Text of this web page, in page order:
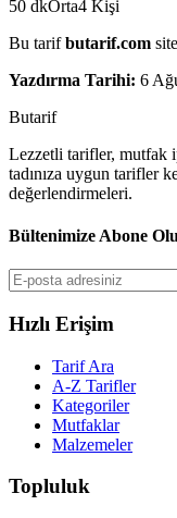
50 dkOrta4 Kişi
Bu tarifbutarif.com
Yazdırma Tarihi: 6
Butarif
Lezzetli tarifler, mutfak
tadınıza uygun tarifler
değerlendirmeleri.
Bültenimize Abone
Hızlı Erişim
Tarif Ara
A-Z Tarifler
Kategoriler
Mutfaklar
Malzemeler
Topluluk